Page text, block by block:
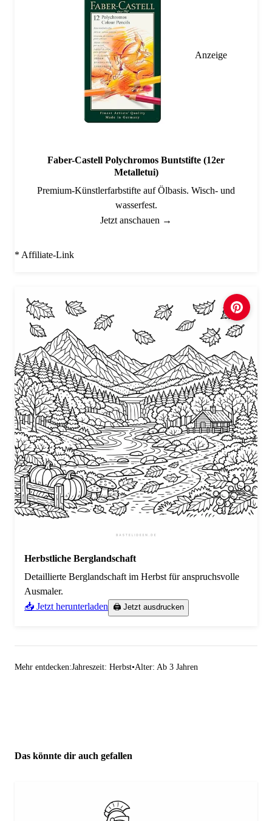
Anzeige
Faber-Castell Polychromos Buntstifte (12er
Metalletui)
Premium-Künstlerfarbstifte auf Ölbasis. Wisch- und
wasserfest.
Jetzt anschauen →
* Affiliate-Link
Herbstliche Berglandschaft
Detaillierte Berglandschaft im Herbst für anspruchsvolle
Ausmaler.
📥 Jetzt herunterladen
🖨️ Jetzt ausdrucken
Mehr entdecken:Jahreszeit: Herbst•Alter: Ab 3 Jahren
Das könnte dir auch gefallen